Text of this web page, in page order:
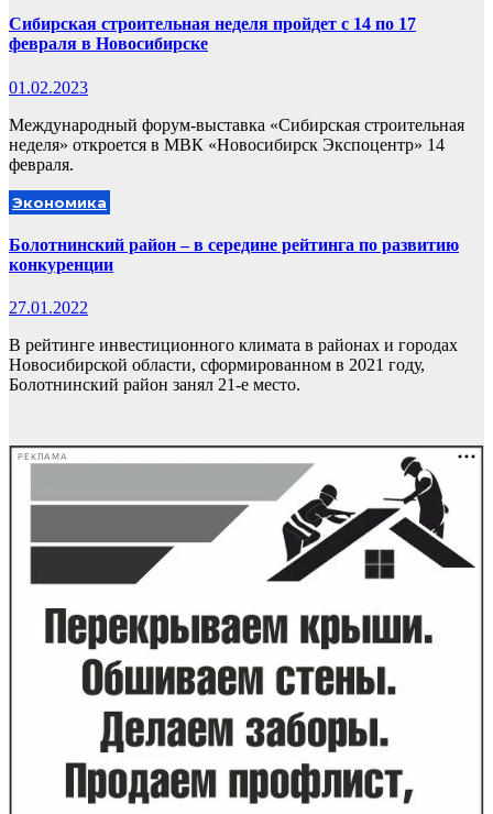
Сибирская строительная неделя пройдет с 14 по 17
февраля в Новосибирске
01.02.2023
Международный форум-выставка «Сибирская строительная
неделя» откроется в МВК «Новосибирск Экспоцентр» 14
февраля.
Экономика
Болотнинский район – в середине рейтинга по развитию
конкуренции
27.01.2022
В рейтинге инвестиционного климата в районах и городах
Новосибирской области, сформированном в 2021 году,
Болотнинский район занял 21-е место.
РЕКЛАМА